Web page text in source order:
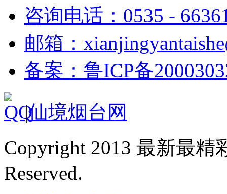
咨询电话：0535 -
邮箱：
备案：鲁ICP备
|仙境烟台网
Copyright 2013 最新最
Reserved.